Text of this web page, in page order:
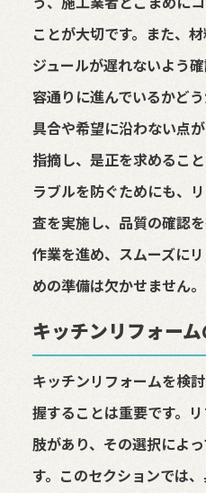
ことが大切です。また、
ジュールが遅れないよう
容通りに進んでいるかど
具合や希望に沿わない点
指摘し、是正を求めるこ
ラブルを防ぐためにも、
査を実施し、品質の確認
作業を進め、スムーズに
めの準備は欠かせません。
キッチンリフォー
キッチンリフォームを検
握することは重要です。
肢があり、その選択によ
す。このセクションでは